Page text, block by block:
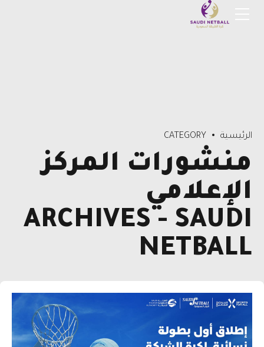
الرئيسية CATEGORY
منشورات المركز
الإعلامي
ARCHIVES - SAUDI
NETBALL